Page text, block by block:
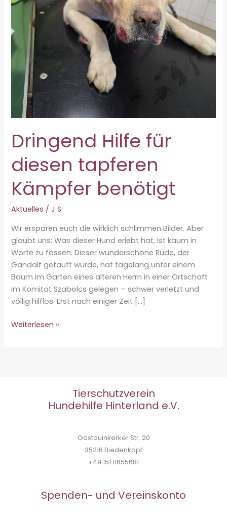
Dringend Hilfe für
diesen tapferen
Kämpfer benötigt
Aktuelles /J S
Wir ersparen euch die wirklich schlimmen Bilder. Aber
glaubt uns: Was dieser Hund erlebt hat, ist kaum in
Worte zu fassen. Dieser wunderschöne Rüde, der
Gandalf getauft wurde, hat tagelang unter einem
Baum im Garten eines älteren Herrn in einer Ortschaft
im Komitat Szabolcs gelegen – schwer verletzt und
völlig hilflos. Erst nach einiger Zeit […]
Dringend
Weiterlesen »
Tierschutzverein
Hundehilfe Hinterland e.V.
Oostduinkerker Str. 20
35216 Biedenkopf
+49 151 11655681
Spenden- und Vereinskonto